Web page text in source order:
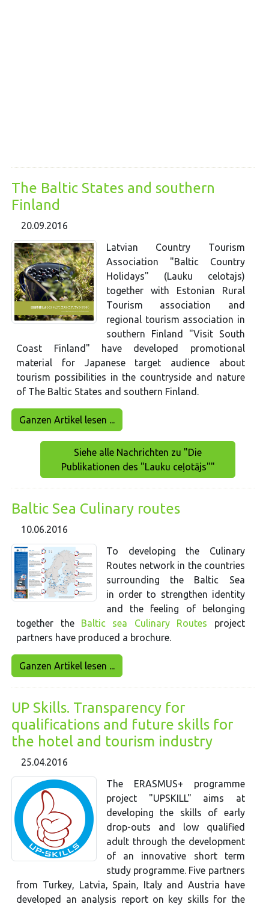
The Baltic States and southern
Finland
20.09.2016
Latvian Country Tourism
Association "Baltic Country
Holidays" (Lauku celotajs)
together with Estonian Rural
Tourism association and
regional tourism association in
southern Finland "Visit South
Coast Finland" have developed promotional
material for Japanese target audience about
tourism possibilities in the countryside and nature
of The Baltic States and southern Finland.
Ganzen Artikel lesen ...
Siehe alle Nachrichten zu "Die
Publikationen des "Lauku ceļotājs""
Baltic Sea Culinary routes
10.06.2016
To developing the Culinary
Routes network in the countries
surrounding the Baltic Sea
in order to strengthen identity
and the feeling of belonging
together the Baltic sea Culinary Routes project
partners have produced a brochure.
Ganzen Artikel lesen ...
UP Skills. Transparency for
qualifications and future skills for
the hotel and tourism industry
25.04.2016
The ERASMUS+ programme
project "UPSKILL" aims at
developing the skills of early
drop-outs and low qualified
adult through the development
of an innovative short term
study programme. Five partners
from Turkey, Latvia, Spain, Italy and Austria have
developed an analysis report on key skills for the